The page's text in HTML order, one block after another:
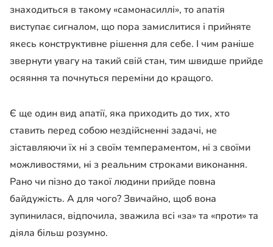
знаходиться в такому «самонасиллі», то апатія
виступає сигналом, що пора замислитися і прийняте
якесь конструктивне рішення для себе. І чим раніше
звернути увагу на такий свій стан, тим швидше прийде
осяяння та почнуться переміни до кращого.
Є ще один вид апатії, яка приходить до тих, хто
ставить перед собою нездійсненні задачі, не
зіставляючи їх ні з своїм темпераментом, ні з своїми
можливостями, ні з реальним строками виконання.
Рано чи пізно до такої людини прийде повна
байдужість. А для чого? Звичайно, щоб вона
зупинилася, відпочила, зважила всі «за» та «проти» та
діяла більш розумно.